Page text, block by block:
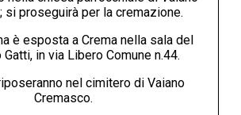
si proseguirà per la cremazione.
è esposta a Crema nella sala del
in via Libero Comune n.44.
nel cimitero di Vaiano
Cremasco.